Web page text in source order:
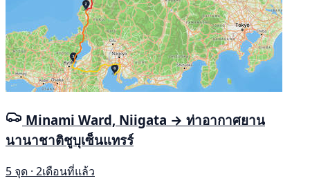
Minami Ward, Niigata → ท่าอากาศยาน
นานาชาติชูบุเซ็นแทรร์
5 จุด · 2เดือนที่แล้ว